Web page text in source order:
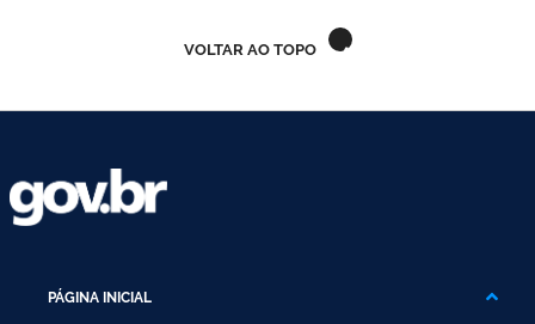
VOLTAR AO TOPO
PÁGINA INICIAL